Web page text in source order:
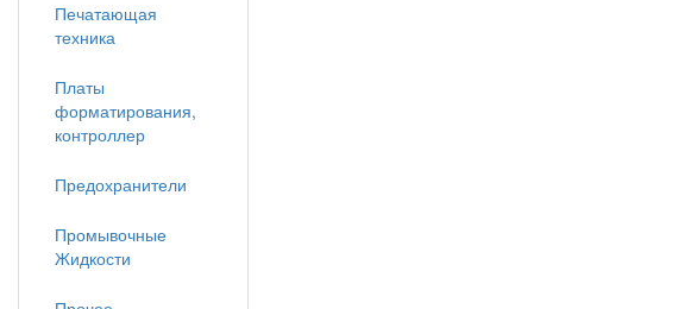
Печатающая
техника
Платы
форматирования,
контроллер
Предохранители
Промывочные
Жидкости